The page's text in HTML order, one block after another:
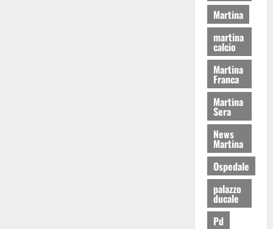
Martina
martina
calcio
Martina
Franca
Martina
Sera
News
Martina
Ospedale
palazzo
ducale
Pd